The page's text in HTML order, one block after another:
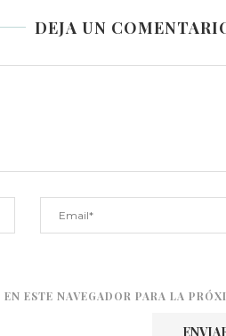
DEJA UN
ESTE NAVEGADOR PARA LA